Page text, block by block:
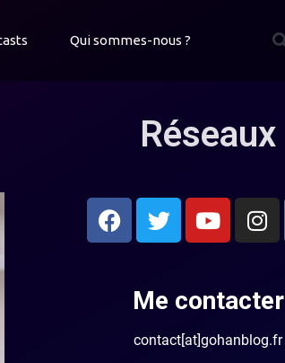
Qui sommes-nous ?
Réseaux
Me contacter
contact[at]gohanblog.fr